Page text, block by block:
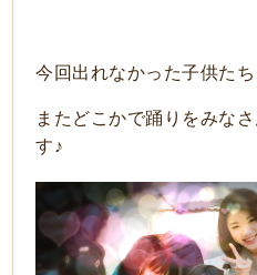
今回出れなかった子供た
またどこかで踊りをみな
す♪